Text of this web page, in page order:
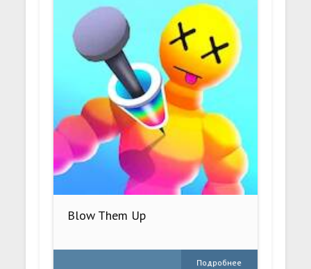
Blow Them Up
Подробнее